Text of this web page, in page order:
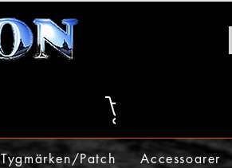
Tygmärken/Patch Accessoarer